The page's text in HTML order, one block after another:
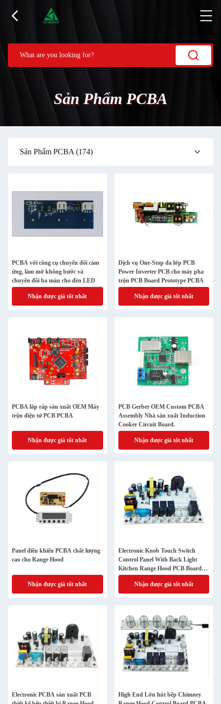
Sản Phẩm PCBA
Sản Phẩm PCBA (174)
PCBA với công cụ chuyển đổi cảm
ứng, làm mờ không bước và
chuyển đổi ba màu cho đèn LED
Nhận được giá tốt nhất
Dịch vụ One-Stop đa lớp PCB
Power Inverter PCB cho máy pha
trộn PCB Board Prototype PCBA
Nhận được giá tốt nhất
PCBA lắp ráp sản xuất OEM Máy
trộn điện tử PCB PCBA
Nhận được giá tốt nhất
PCB Gerber OEM Custom PCBA
Assembly Nhà sản xuất Induction
Cooker Circuit Board.
Nhận được giá tốt nhất
Panel điều khiển PCBA chất lượng
cao cho Range Hood
Nhận được giá tốt nhất
Electronic Knob Touch Switch
Control Panel With Back Light
Kitchen Range Hood PCB Board
(Bảng điều khiển chuyển đổi cảm
ứng bằng nút điện tử với đèn sau)
Nhận được giá tốt nhất
Electronic PCBA sản xuất PCB
High End Lớn hút bếp Chimney